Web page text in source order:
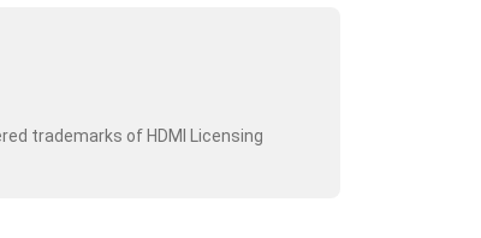
trademarks of HDMI Licensing